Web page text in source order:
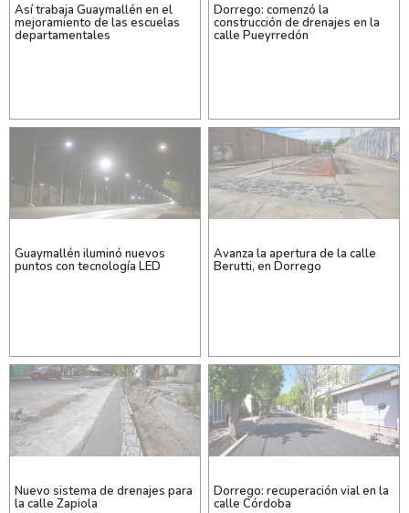
Así trabaja Guaymallén en el
mejoramiento de las escuelas
departamentales
Dorrego: comenzó la
construcción de drenajes en la
calle Pueyrredón
Guaymallén iluminó nuevos
puntos con tecnología LED
Avanza la apertura de la calle
Berutti, en Dorrego
Nuevo sistema de drenajes para
la calle Zapiola
Dorrego: recuperación vial en la
calle Córdoba